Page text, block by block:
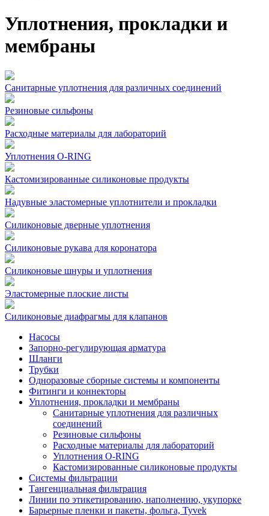
Уплотнения, прокладки и
мембраны
Санитарные уплотнения для различных соединений
Резиновые сильфоны
Расходные материалы для лабораторий
Уплотнения O-RING
Кастомизированные силиконовые продукты
Надувные эластомерные уплотнители и прокладки
Силиконовые дверные уплотнения
Силиконовые рукава для коронатора
Силиконовые шнуры и уплотнения
Эластомерные плоские листы
Силиконовые диафрагмы для клапанов
Насосы
Запорно-регулирующая арматура
Шланги
Трубки
Одноразовые сборные системы и компоненты
Фитинги и коннекторы
Уплотнения, прокладки и мембраны
Санитарные уплотнения для различных
соединений
Резиновые сильфоны
Расходные материалы для лабораторий
Уплотнения O-RING
Кастомизированные силиконовые продукты
Системы фильтрации
Тангенциальная фильтрация
Линии по этикетированию, наполнению, укупорке
Барьерные пленки и пакеты, фольга, Tyvek